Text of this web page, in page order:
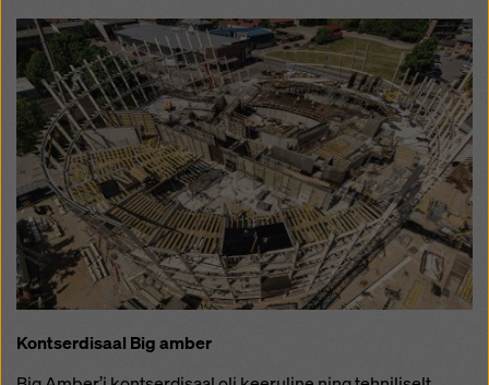
Kontserdisaal Big amber